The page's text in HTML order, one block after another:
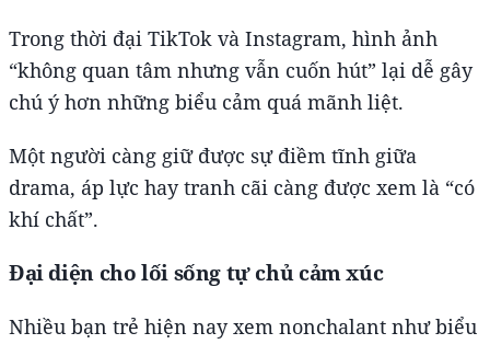
Trong thời đại TikTok và Instagram, hình ảnh
“không quan tâm nhưng vẫn cuốn hút” lại dễ gây
chú ý hơn những biểu cảm quá mãnh liệt.
Một người càng giữ được sự điềm tĩnh giữa
drama, áp lực hay tranh cãi càng được xem là “có
khí chất”.
Đại diện cho lối sống tự chủ cảm xúc
Nhiều bạn trẻ hiện nay xem nonchalant như biểu